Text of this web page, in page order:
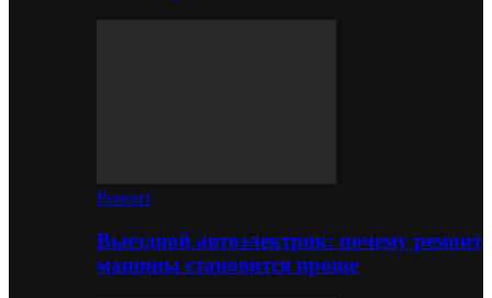
Ремонт
Выездной автоэлектрик: почему ремонт
машины становится проще